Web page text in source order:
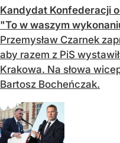
Kandydat Konfederacji
"To w waszym
Przemysław Czarnek
aby razem z PiS
Krakowa. Na słowa
Bartosz Bocheńczak.